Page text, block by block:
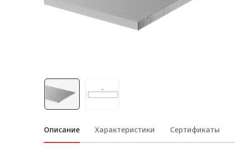
Алюминиевая промышленная
назначения
Радиаторный алюминиевый
профиль NEW!
Лист алюминиевый
Описание Характеристики Сертификаты